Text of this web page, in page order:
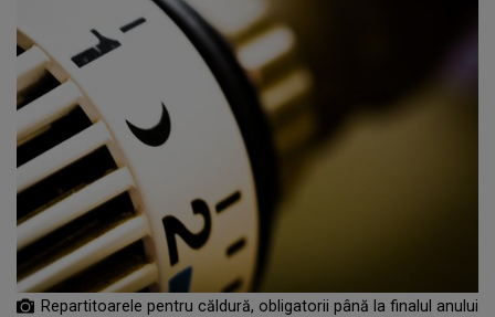
Repartitoarele pentru căldură, obligatorii până la finalul anului